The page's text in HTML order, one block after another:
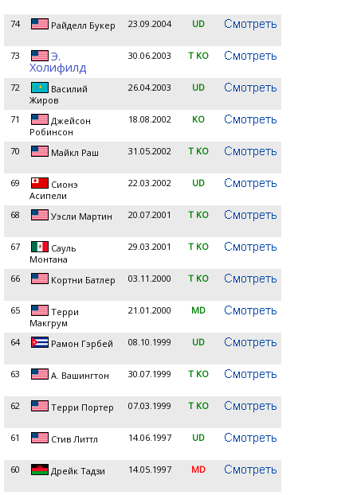
74 Райделл Букер 23.09.2004 UD
73 Э.
Холифилд
30.06.2003 T KO
72
Василий
Жиров
26.04.2003 UD
71
Джейсон
Робинсон
18.08.2002 KO
70 Майкл Раш 31.05.2002 T KO
69
Сионэ
Асипели
22.03.2002 UD
68 Уэсли Мартин 20.07.2001 T KO
67
Сауль
Монтана
29.03.2001 T KO
66 Кортни Батлер 03.11.2000 T KO
65
Терри
Макгрум
21.01.2000 MD
64 Рамон Гэрбей 08.10.1999 UD
63 А. Вашингтон 30.07.1999 T KO
62 Терри Портер 07.03.1999 T KO
61 Стив Литтл 14.06.1997 UD
60 Дрейк Тадзи 14.05.1997 MD